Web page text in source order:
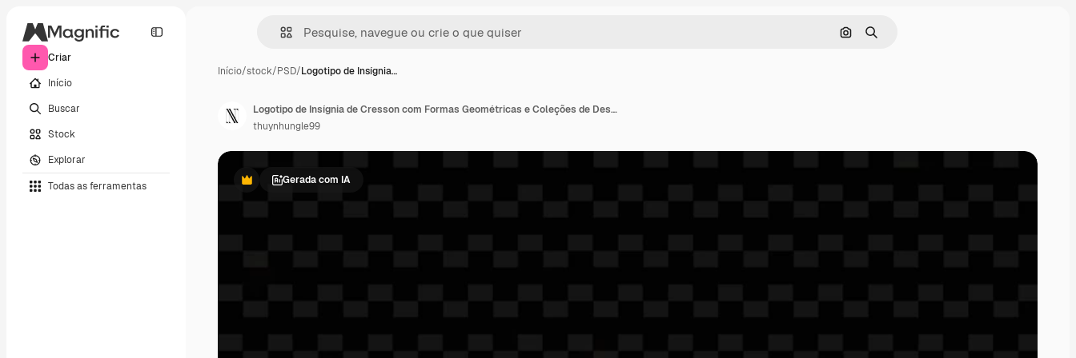
Criar
Início
Buscar
Stock
Explorar
Todas as ferramentas
Pesquisar por imagem
Buscar
Início/stock/PSD/Logotipo de Insígnia…
PremiumGerada com IA
Logotipo de Insígnia de Cresson com Formas Geométricas e Coleções de Design Vector de Ervas da Natureza de Uvas de Pássaro
thuynhungle99